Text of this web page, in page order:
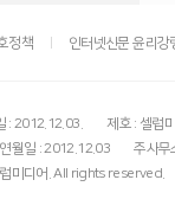
정책 인터넷신문 윤리강
: 2012.12.03.
제호 : 셀럽
월일 : 2012.12.03
주사무
미디어. All rights reserved.